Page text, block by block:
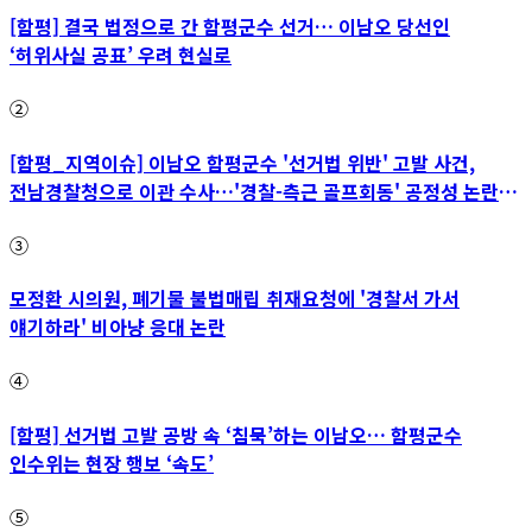
[함평] 결국 법정으로 간 함평군수 선거… 이남오 당선인
‘허위사실 공표’ 우려 현실로
②
[함평_지역이슈] 이남오 함평군수 '선거법 위반' 고발 사건,
전남경찰청으로 이관 수사…'경찰-측근 골프회동' 공정성 논란
③
모정환 시의원, 폐기물 불법매립 취재요청에 '경찰서 가서
얘기하라' 비아냥 응대 논란
④
[함평] 선거법 고발 공방 속 ‘침묵’하는 이남오… 함평군수
인수위는 현장 행보 ‘속도’
⑤